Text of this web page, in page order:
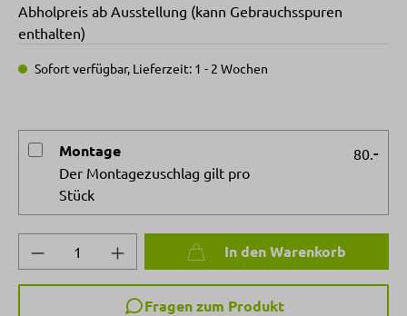
Abholpreis ab Ausstellung (kann Gebrauchsspuren
enthalten)
Sofort verfügbar, Lieferzeit: 1 - 2 Wochen
Montage
Der Montagezuschlag gilt pro
Stück
80.-
Produkt Anzahl: Gib den gewünschten
In den Warenkorb
Fragen zum Produkt